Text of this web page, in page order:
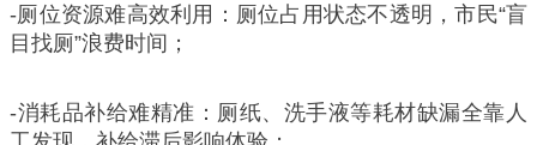
-厕位资源难高效利用：厕位占用状态不透明，市民“盲
目找厕”浪费时间；
-消耗品补给难精准：厕纸、洗手液等耗材缺漏全靠人